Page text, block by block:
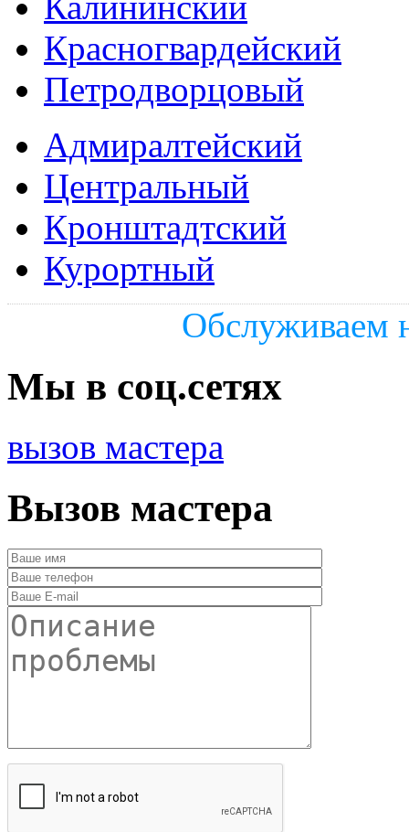
Красногвардейский
Петродворцовый
Адмиралтейский
Центральный
Кронштадтский
Курортный
Обслуживаем
Мы в соц.сетях
вызов мастера
Вызов мастера